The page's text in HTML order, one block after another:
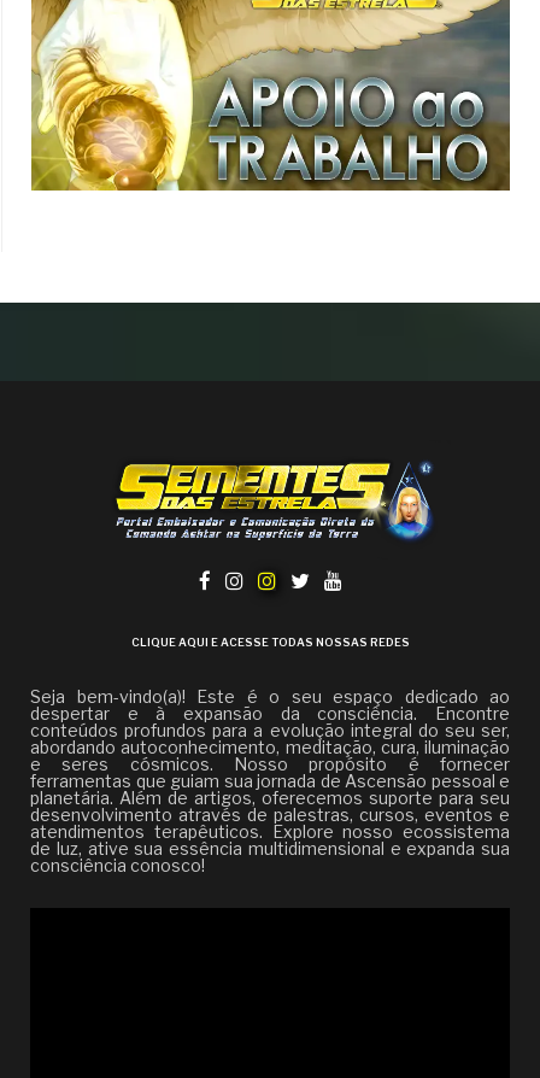
CLIQUE AQUI E ACESSE TODAS NOSSAS REDES
Seja bem-vindo(a)! Este é o seu espaço dedicado ao
despertar e à expansão da consciência. Encontre
conteúdos profundos para a evolução integral do seu ser,
abordando autoconhecimento, meditação, cura, iluminação
e seres cósmicos. Nosso propósito é fornecer
ferramentas que guiam sua jornada de Ascensão pessoal e
planetária. Além de artigos, oferecemos suporte para seu
desenvolvimento através de palestras, cursos, eventos e
atendimentos terapêuticos. Explore nosso ecossistema
de luz, ative sua essência multidimensional e expanda sua
consciência conosco!